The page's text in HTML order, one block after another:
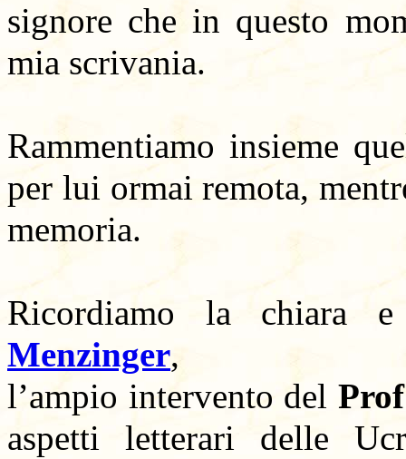
signore che in questo
mia scrivania.
Rammentiamo insieme
per lui ormai remota,
memoria.
Ricordiamo la chiara
Menzinger,
l’ampio intervento del
aspetti letterari delle